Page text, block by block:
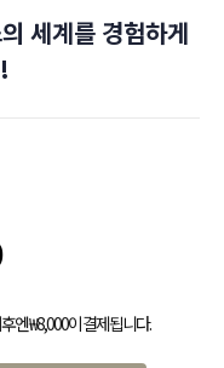
세계를 경험하게
엔 ₩8,000이 결제됩니다.